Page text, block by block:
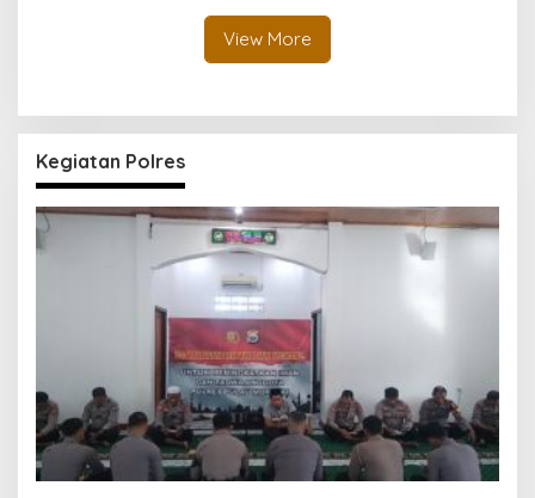
View More
Kegiatan Polres